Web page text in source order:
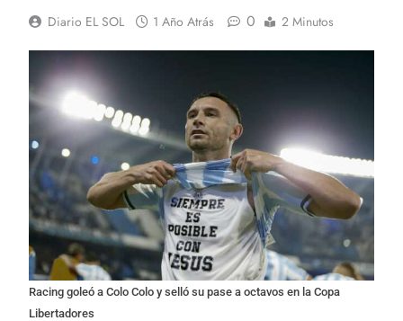
Diario EL SOL 1 Año Atrás 0 2 Minutos
Racing goleó a Colo Colo y selló su pase a octavos en la Copa
Libertadores